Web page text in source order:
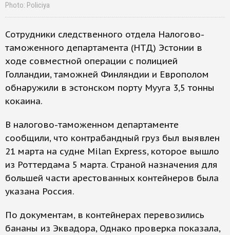
Photo: Policiya
Сотрудники следственного отдела Налогово-
таможенного департамента (НТД) Эстонии в
ходе совместной операции с полицией
Голландии, таможней Финляндии и Европолом
обнаружили в эстонском порту Мууга 3,5 тонны
кокаина.
В налогово-таможенном департаменте
сообщили, что контрабандный груз был выявлен
21 марта на судне Milan Express, которое вышло
из Роттердама 5 марта. Страной назначения для
большей части арестованных контейнеров была
указана Россия.
По документам, в контейнерах перевозились
бананы из Эквадора, Однако проверка показала,